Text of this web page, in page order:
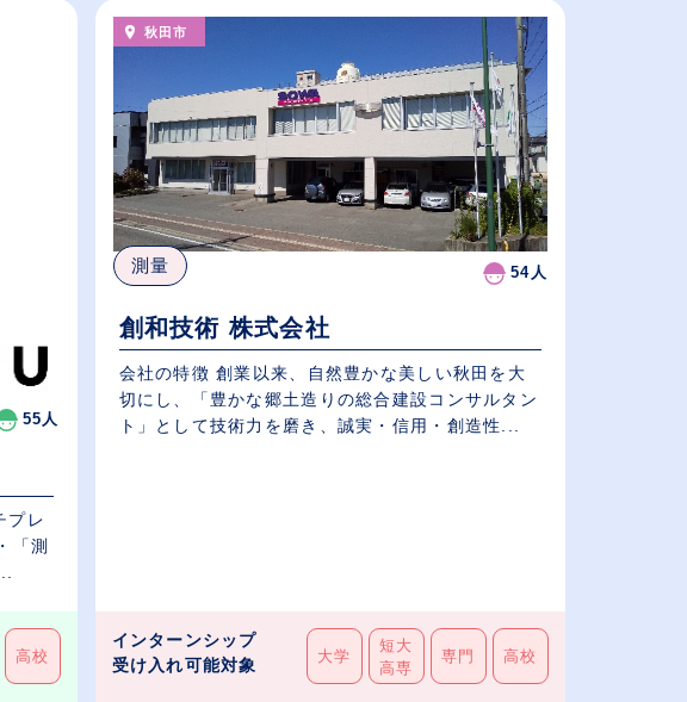
（⾼卒の給与を基準）
休日数が多い順
55人
プレ
「測
高校
秋田市
測量 54人
創和技術 株式会社
会社の特徴 創業以来、自然豊かな美しい秋田を大
切にし、「豊かな郷土造りの総合建設コンサルタン
ト」として技術力を磨き、誠実・信用・創造性...
インターンシップ
受け入れ可能対象
大学
短大
高専
専門 高校